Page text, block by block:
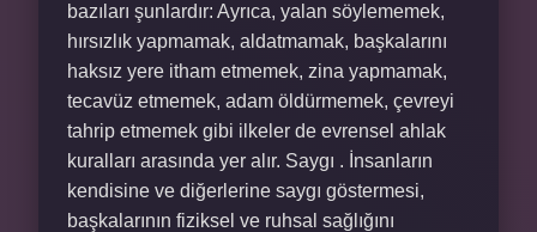
bazıları şunlardır: Ayrıca, yalan söylememek,
hırsızlık yapmamak, aldatmamak, başkalarını
haksız yere itham etmemek, zina yapmamak,
tecavüz etmemek, adam öldürmemek, çevreyi
tahrip etmemek gibi ilkeler de evrensel ahlak
kuralları arasında yer alır. Saygı . İnsanların
kendisine ve diğerlerine saygı göstermesi,
başkalarının fiziksel ve ruhsal sağlığını